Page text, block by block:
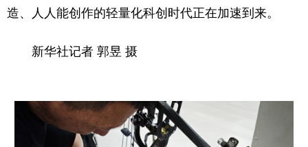
造、人人能创作的轻量化科创时代正在加速到来。
新华社记者 郭昱 摄